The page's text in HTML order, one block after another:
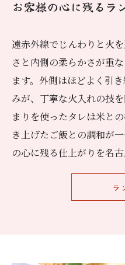
お客様の心に残るラ
遠赤外線でじんわりと火
さと内側の柔らかさが重
ます。外側はほどよく引
みが、丁寧な火入れの技
まりを使ったタレは米と
き上げたご飯との調和が
の心に残る仕上がりを名
ラ